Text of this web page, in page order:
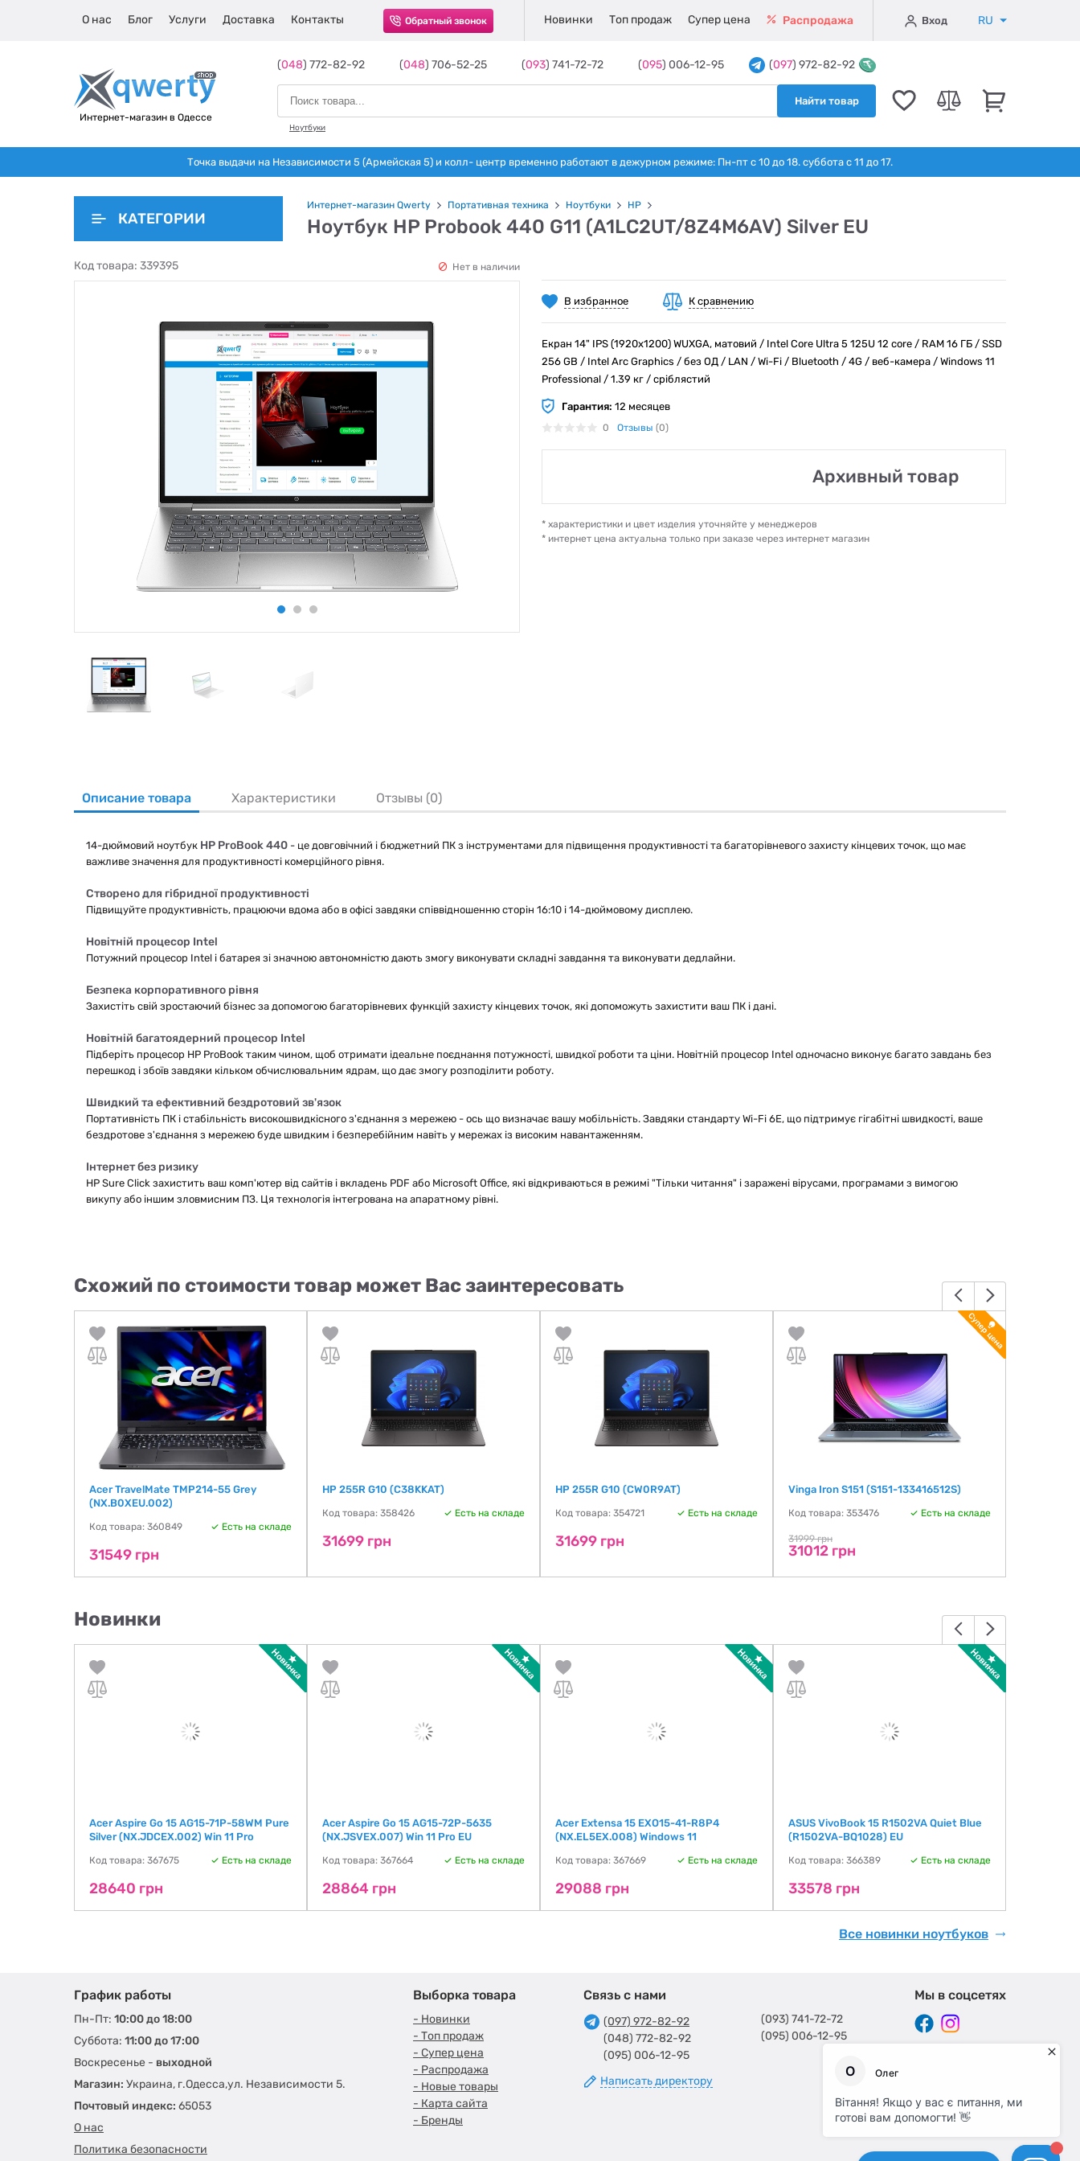
О нас Блог Услуги Доставка Контакты Обратный звонок Новинки Топ продаж Супер цена Распродажа Вход RU
Интернет-магазин в Одессе
(048) 772-82-92 (048) 706-52-25 (093) 741-72-72 (095) 006-12-95 (097) 972-82-92
Найти товар
Ноутбуки
Точка выдачи на Независимости 5 (Армейская 5) и колл- центр временно работают в дежурном режиме: Пн-пт с 10 до 18. суббота с 11 до 17.
КАТЕГОРИИ
Интернет-магазин Qwerty Портативная техника Ноутбуки HP
Ноутбук HP Probook 440 G11 (A1LC2UT/8Z4M6AV) Silver EU
Код товара: 339395 Нет в наличии
В избранное К сравнению
Екран 14" IPS (1920x1200) WUXGA, матовий / Intel Core Ultra 5 125U 12 core / RAM 16 ГБ / SSD
256 GB / Intel Arc Graphics / без ОД / LAN / Wi-Fi / Bluetooth / 4G / веб-камера / Windows 11
Professional / 1.39 кг / сріблястий
Гарантия: 12 месяцев
0 Отзывы (0)
Архивный товар
* характеристики и цвет изделия уточняйте у менеджеров
* интернет цена актуальна только при заказе через интернет магазин
Описание товара Характеристики Отзывы (0)
14-дюймовий ноутбук HP ProBook 440 - це довговічний і бюджетний ПК з інструментами для підвищення продуктивності та багаторівневого захисту кінцевих точок, що має
важливе значення для продуктивності комерційного рівня.
Створено для гібридної продуктивності
Підвищуйте продуктивність, працюючи вдома або в офісі завдяки співвідношенню сторін 16:10 і 14-дюймовому дисплею.
Новітній процесор Intel
Потужний процесор Intel і батарея зі значною автономністю дають змогу виконувати складні завдання та виконувати дедлайни.
Безпека корпоративного рівня
Захистіть свій зростаючий бізнес за допомогою багаторівневих функцій захисту кінцевих точок, які допоможуть захистити ваш ПК і дані.
Новітній багатоядерний процесор Intel
Підберіть процесор HP ProBook таким чином, щоб отримати ідеальне поєднання потужності, швидкої роботи та ціни. Новітній процесор Intel одночасно виконує багато завдань без
перешкод і збоїв завдяки кільком обчислювальним ядрам, що дає змогу розподілити роботу.
Швидкий та ефективний бездротовий зв'язок
Портативність ПК і стабільність високошвидкісного з'єднання з мережею - ось що визначає вашу мобільність. Завдяки стандарту Wi-Fi 6E, що підтримує гігабітні швидкості, ваше
бездротове з'єднання з мережею буде швидким і безперебійним навіть у мережах із високим навантаженням.
Інтернет без ризику
HP Sure Click захистить ваш комп'ютер від сайтів і вкладень PDF або Microsoft Office, які відкриваються в режимі "Тільки читання" і заражені вірусами, програмами з вимогою
викупу або іншим зловмисним ПЗ. Ця технологія інтегрована на апаратному рівні.
Схожий по стоимости товар может Вас заинтересовать
Acer TravelMate TMP214-55 Grey
(NX.B0XEU.002)
Код товара: 360849 Есть на складе
31549 грн
HP 255R G10 (C38KKAT)
Код товара: 358426 Есть на складе
31699 грн
HP 255R G10 (CW0R9AT)
Код товара: 354721 Есть на складе
31699 грн
Vinga Iron S151 (S151-133416512S)
Код товара: 353476 Есть на складе
31999 грн
31012 грн
Новинки
Acer Aspire Go 15 AG15-71P-58WM Pure
Silver (NX.JDCEX.002) Win 11 Pro
Код товара: 367675 Есть на складе
28640 грн
Acer Aspire Go 15 AG15-72P-5635
(NX.JSVEX.007) Win 11 Pro EU
Код товара: 367664 Есть на складе
28864 грн
Acer Extensa 15 EXO15-41-R8P4
(NX.EL5EX.008) Windows 11
Код товара: 367669 Есть на складе
29088 грн
ASUS VivoBook 15 R1502VA Quiet Blue
(R1502VA-BQ1028) EU
Код товара: 366389 Есть на складе
33578 грн
Все новинки ноутбуков
График работы
Пн-Пт: 10:00 до 18:00
Суббота: 11:00 до 17:00
Воскресенье - выходной
Магазин: Украина, г.Одесса,ул. Независимости 5.
Почтовый индекс: 65053
О нас
Политика безопасности
Выборка товара
- Новинки
- Топ продаж
- Супер цена
- Распродажа
- Новые товары
- Карта сайта
- Бренды
Связь с нами
(097) 972-82-92
(048) 772-82-92
(095) 006-12-95
Написать директору
(093) 741-72-72
(095) 006-12-95
Мы в соцсетях